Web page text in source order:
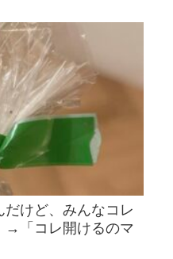
けど、みんなコレ
→「コレ開けるのマ